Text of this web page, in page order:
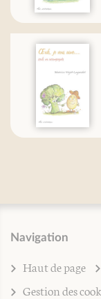
Navigation
Haut de page
Gestion des